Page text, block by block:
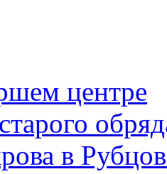
центре
в